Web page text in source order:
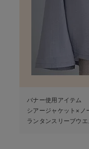
バナー使用アイテム
シアージャケット×ノ
ランタンスリーブウ